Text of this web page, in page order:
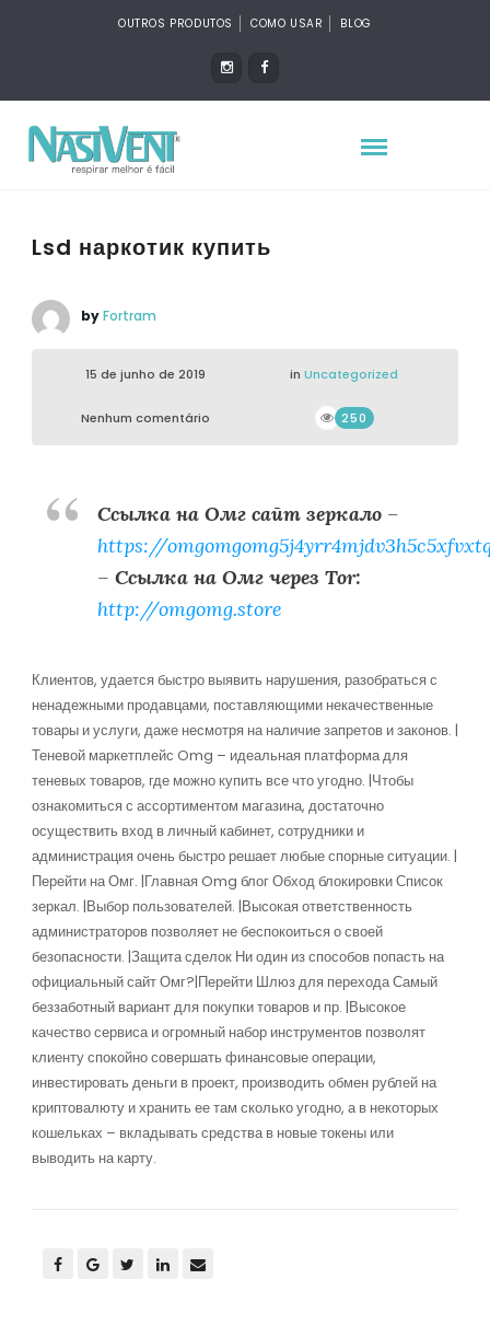
OUTROS PRODUTOS COMO USAR BLOG
Lsd наркотик купить
byFortram
15 de junho de 2019 in Uncategorized
Nenhum comentário 250
Ссылка на Омг сайт зеркало–
https://
– Ссылка на Омг через Tor:
http://omgomg.store
Клиентов, удается быстро выявить нарушения, разобраться с
ненадежными продавцами, поставляющими некачественные
товары и услуги, даже несмотря на наличие запретов и законов. |
Теневой маркетплейс Omg – идеальная платформа для
теневых товаров, где можно купить все что угодно. |Чтобы
ознакомиться с ассортиментом магазина, достаточно
осуществить вход в личный кабинет, сотрудники и
администрация очень быстро решает любые спорные ситуации. |
Перейти на Омг. |Главная Omg блог Обход блокировки Список
зеркал. |Выбор пользователей. |Высокая ответственность
администраторов позволяет не беспокоиться о своей
безопасности. |Защита сделок Ни один из способов попасть на
официальный сайт Омг?|Перейти Шлюз для перехода Самый
беззаботный вариант для покупки товаров и пр. |Высокое
качество сервиса и огромный набор инструментов позволят
клиенту спокойно совершать финансовые операции,
инвестировать деньги в проект, производить обмен рублей на
криптовалюту и хранить ее там сколько угодно, а в некоторых
кошельках – вкладывать средства в новые токены или
выводить на карту.